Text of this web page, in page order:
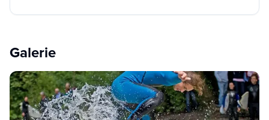
Galerie